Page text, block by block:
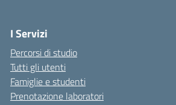
I Servizi
Percorsi di studio
Tutti gli utenti
Famiglie e studenti
Prenotazione laboratori